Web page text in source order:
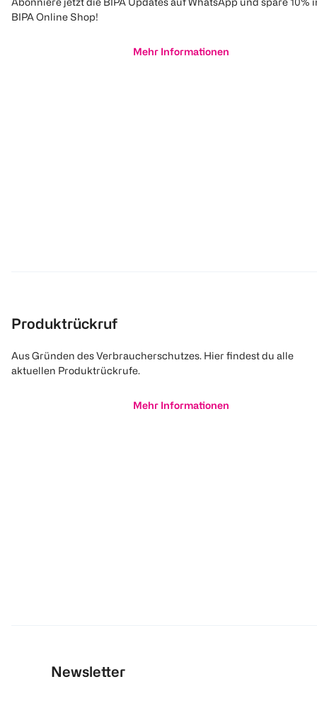
BIPA Online Shop!
Mehr Informationen
Produktrückruf
Aus Gründen des Verbraucherschutzes. Hier findest du alle
aktuellen Produktrückrufe.
Mehr Informationen
Newsletter